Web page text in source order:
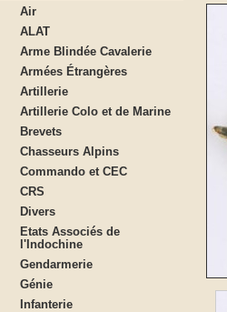
Air
ALAT
Arme Blindée Cavalerie
Armées Étrangères
Artillerie
Artillerie Colo et de Marine
Brevets
Chasseurs Alpins
Commando et CEC
CRS
Divers
Etats Associés de
l'Indochine
Gendarmerie
Génie
Infanterie